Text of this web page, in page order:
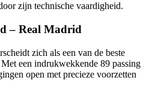
zijn technische vaardigheid.
– Real Madrid
zich als een van de beste
een indrukwekkende 89 passing
open met precieze voorzetten